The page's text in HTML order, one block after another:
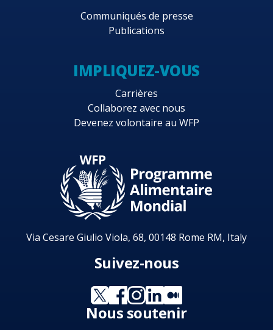
Communiqués de presse
Publications
IMPLIQUEZ-VOUS
Carrières
Collaborez avec nous
Devenez volontaire au WFP
Via Cesare Giulio Viola, 68, 00148 Rome RM, Italy
Suivez-nous
Nous soutenir